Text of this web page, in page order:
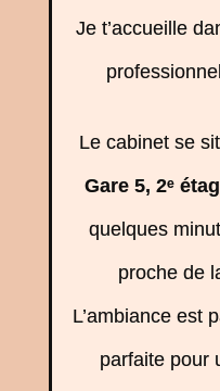
Je t’accueille
Le cabinet se
Gare5, 2ᵉ
quelques
proche de
L’ambiance est
parfaite pour